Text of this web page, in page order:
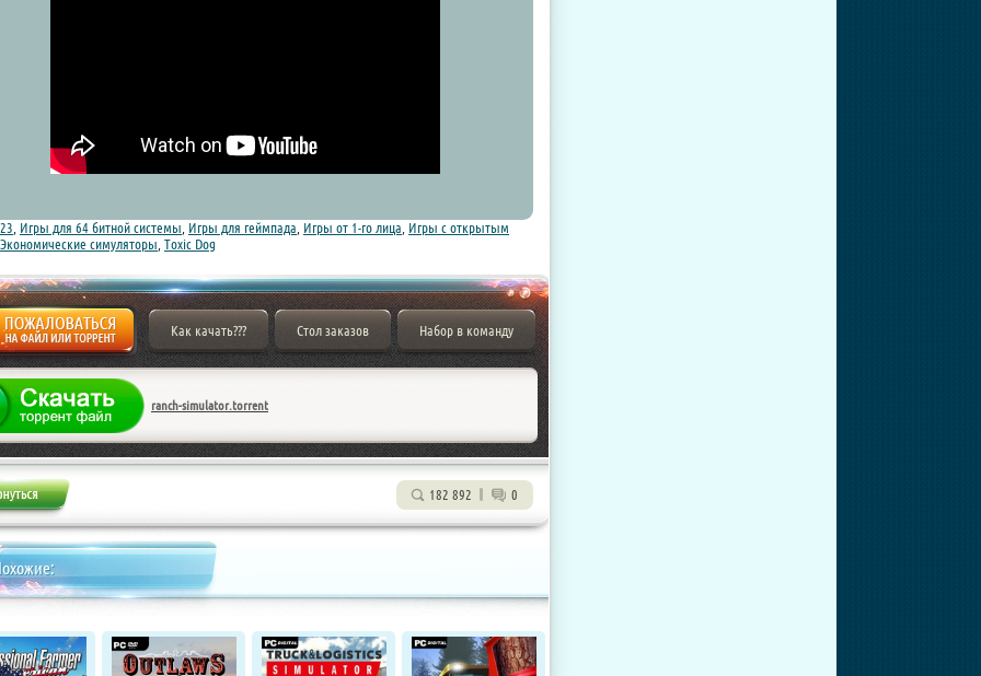
Игры для 64 битной системы Игры для геймпада Игры от 1-го лица Игры с открытым
Экономические симуляторы Toxic Dog
Как качать??? Стол заказов Набор в команду
ranch-simulator.torrent
182 892 0